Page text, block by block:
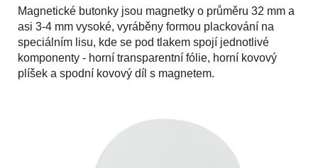
Magnetické butonky jsou magnetky o průměru 32 mm a
asi 3-4 mm vysoké, vyráběny formou plackování na
speciálním lisu, kde se pod tlakem spojí jednotlivé
komponenty - horní transparentní fólie, horní kovový
plíšek a spodní kovový díl s magnetem.